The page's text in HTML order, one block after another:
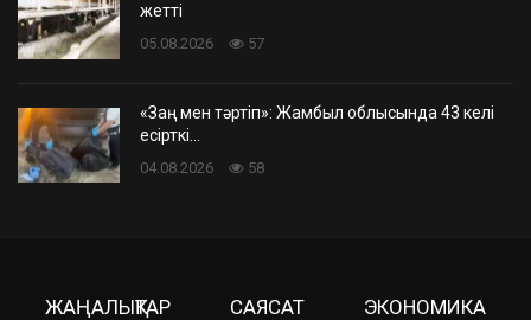
жетті
05.08.2026 57
«Заң мен тәртіп»: Жамбыл облысында 43 келі
есірткі…
04.08.2026 58
ЖАҢАЛЫҚТАР САЯСАТ ЭКОНОМИКА